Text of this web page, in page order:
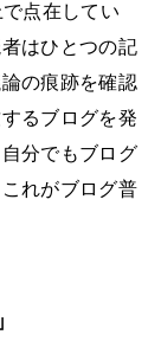
点在してい
はひとつの記
の痕跡を確認
るブログを発
分でもブログ
れがブログ普